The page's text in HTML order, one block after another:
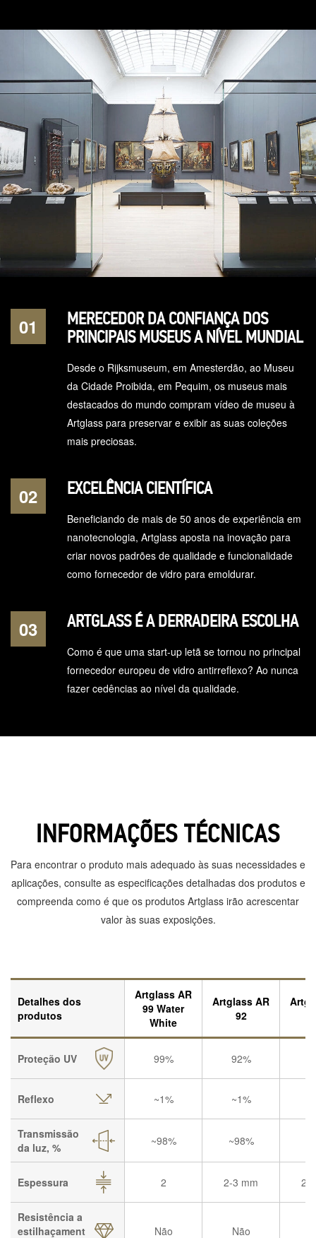
01
MERECEDOR DA CONFIANÇA DOS
PRINCIPAIS MUSEUS A NÍVEL MUNDIAL
Desde o Rijksmuseum, em Amesterdão, ao Museu
da Cidade Proibida, em Pequim, os museus mais
destacados do mundo compram vídeo de museu à
Artglass para preservar e exibir as suas coleções
mais preciosas.
02 EXCELÊNCIA CIENTÍFICA
Beneficiando de mais de 50 anos de experiência em
nanotecnologia, Artglass aposta na inovação para
criar novos padrões de qualidade e funcionalidade
como fornecedor de vidro para emoldurar.
03 ARTGLASS É A DERRADEIRA ESCOLHA
Como é que uma start-up letã se tornou no principal
fornecedor europeu de vidro antirreflexo? Ao nunca
fazer cedências ao nível da qualidade.
INFORMAÇÕES TÉCNICAS
Para encontrar o produto mais adequado às suas necessidades e
aplicações, consulte as especificações detalhadas dos produtos e
compreenda como é que os produtos Artglass irão acrescentar
valor às suas exposições.
Detalhes dos
produtos
Artglass AR
99 Water
White
Artglass AR
92
Proteção UV 99% 92%
Reflexo ~1% ~1%
Transmissão
da luz, %
~98% ~98%
Espessura 2 2-3 mm 2-
Resistência a
estilhaçament
Não Não